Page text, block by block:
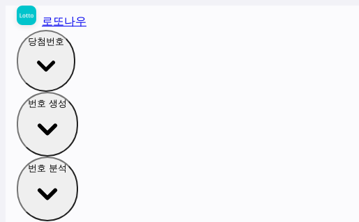
로또나우
당첨번호
번호 생성
번호 분석